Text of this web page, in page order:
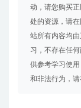
动，请您购买
处的资源，请
站所有内容均
习，不存在任
供参考学习使
和非法行为，